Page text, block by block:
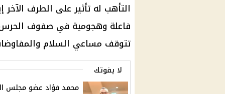
التأهب له تأثير على الطرف
فاعلة وهجومية في صفوف الحرس
تتوقف مساعي السلام
لا يفوتك
محمد فؤاد عضو مجلس